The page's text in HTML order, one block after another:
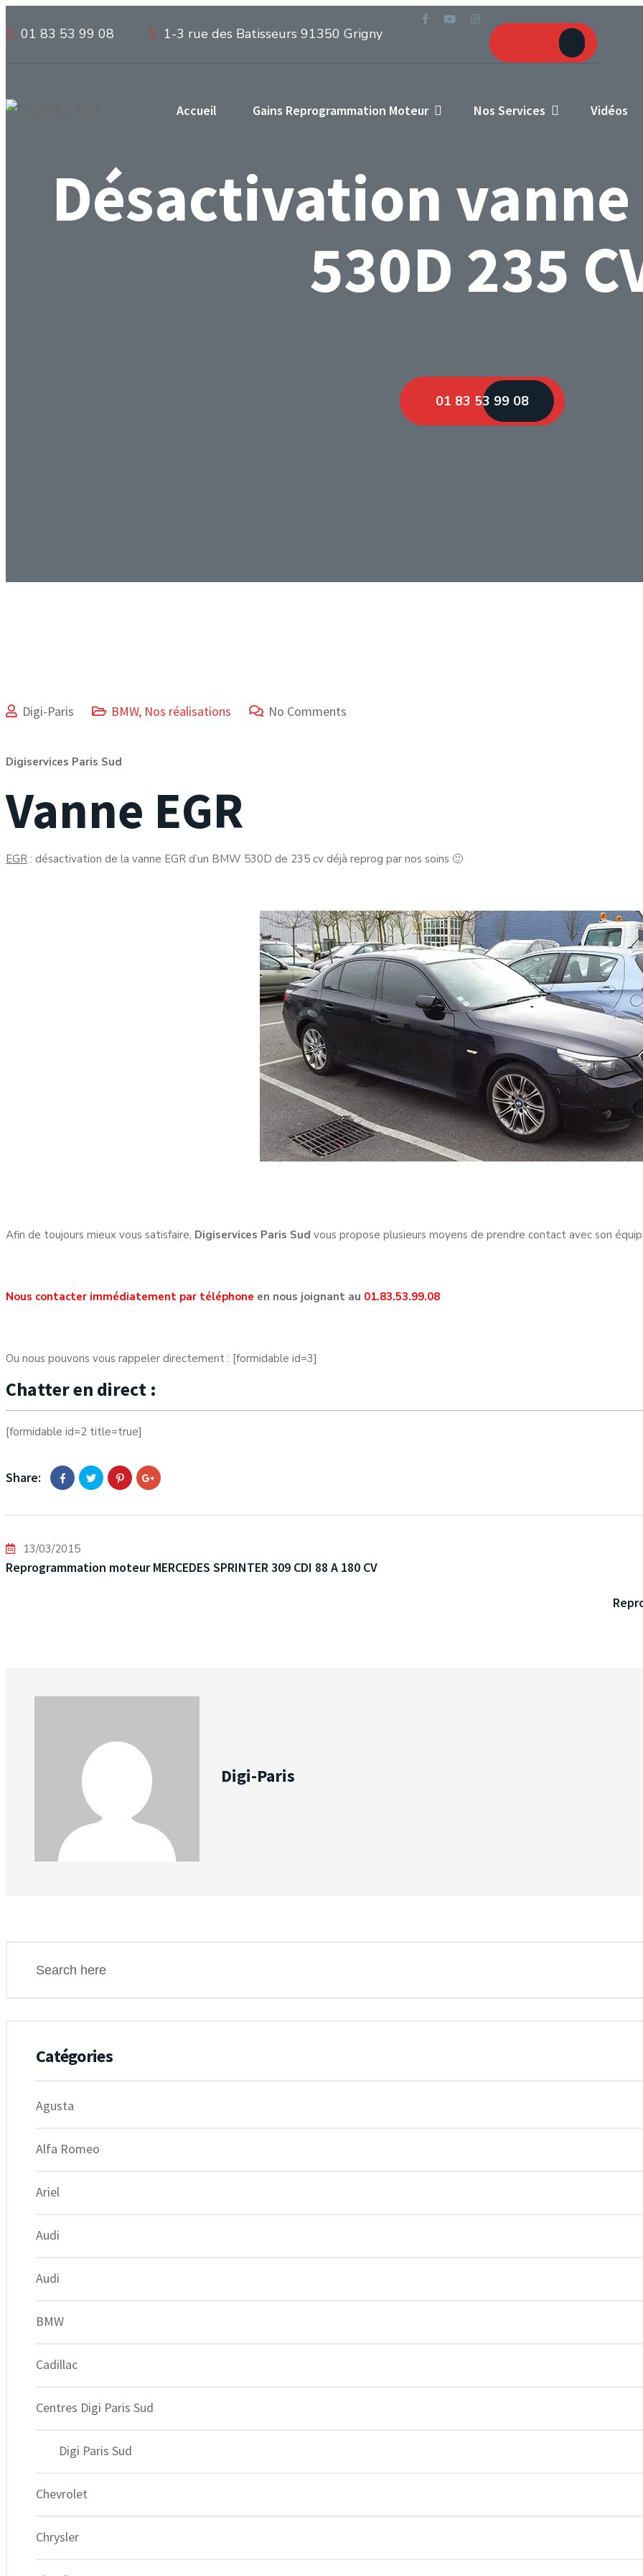
01 83 53 99 08 1-3 rue des Batisseurs 91350 Grigny
RDV
Accueil Gains Reprogrammation Moteur Nos Services Vidéos
Désactivation vanne
530D 235
01 83 53 99 08
Digi-Paris BMW, Nos réalisations No Comments
Digiservices Paris Sud
Vanne EGR
EGR : désactivation de la vanne EGR d’un BMW 530D de 235 cv déjà reprog par nos soins 🙂
Afin de toujours mieux vous satisfaire, Digiservices Paris Sud vous propose plusieurs moyens de prendre contact avec son
Nous contacter immédiatement par téléphone en nous joignant au 01.83.53.99.08
Ou nous pouvons vous rappeler directement : [formidable id=3]
Chatter en direct :
[formidable id=2 title=true]
Share:
13/03/2015
Reprogrammation moteur MERCEDES SPRINTER 309 CDI 88 A 180 CV
Digi-Paris
Catégories
Agusta
Alfa Romeo
Ariel
Audi
Audi
BMW
Cadillac
Centres Digi Paris Sud
Digi Paris Sud
Chevrolet
Chrysler
Facebook-f